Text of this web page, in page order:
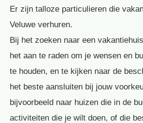
Er zijn talloze particulieren die
Veluwe verhuren.
Bij het zoeken naar een
het aan te raden om je wensen en
te houden, en te kijken naar de
het beste aansluiten bij jouw
bijvoorbeeld naar huizen die in de
activiteiten die je wilt doen, of die